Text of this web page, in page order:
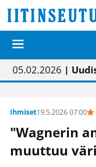
01.02.2026 | Painon
05.02.2026 |
23.04.2026 | “Olemme
09.05.2026| "Maalla on
Ihmiset19.5.2026 07:00
"Wagnerin
muuttuu